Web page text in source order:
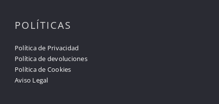
POLÍTICAS
Política de Privacidad
Política de devoluciones
Política de Cookies
Aviso Legal